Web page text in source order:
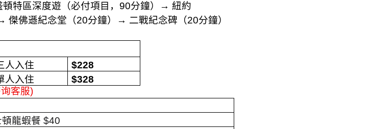
頓特區深度遊（必付項目， 90分鐘） → 紐約
傑佛遜紀念堂（20分鐘） → 二戰紀念碑（20分鐘）
人入住 $228
人入住 $328
客服)
頓龍蝦餐$40